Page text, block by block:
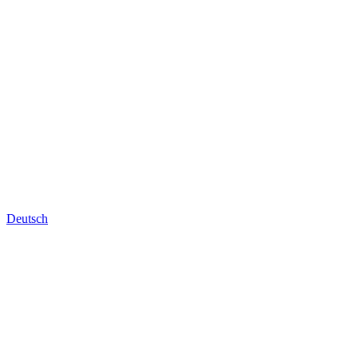
Deutsch